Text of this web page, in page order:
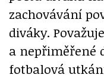
zachovávání
diváky.
a nepřiměřené
fotbalová